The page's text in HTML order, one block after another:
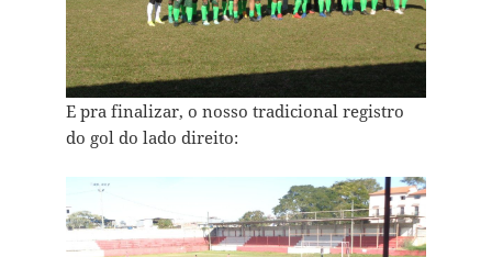
E pra finalizar, o nosso tradicional registro
do gol do lado direito: